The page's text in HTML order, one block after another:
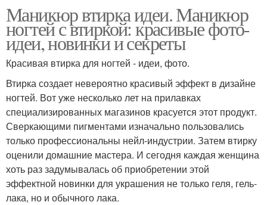
Маникюр втирка идеи. Маникюр
ногтей с втиркой: красивые фото-
идеи, новинки и секреты
Красивая втирка для ногтей - идеи, фото.
Втирка создает невероятно красивый эффект в дизайне
ногтей. Вот уже несколько лет на прилавках
специализированных магазинов красуется этот продукт.
Сверкающими пигментами изначально пользовались
только профессиональны нейл-индустрии. Затем втирку
оценили домашние мастера. И сегодня каждая женщина
хоть раз задумывалась об приобретении этой
эффектной новинки для украшения не только геля, гель-
лака, но и обычного лака.